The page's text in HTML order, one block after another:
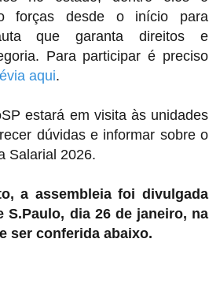
forças desde o início para
que garanta direitos e
Para participar é preciso
aqui.
estará em visita às unidades
dúvidas e informar sobre o
Salarial 2026.
a assembleia foi divulgada
S.Paulo, dia 26 de janeiro, na
ser conferida abaixo.